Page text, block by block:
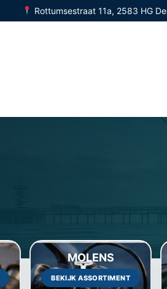
Rottumsestraat 11a, 2583 HG
MOLENS
BEKIJK ASSORTIMENT